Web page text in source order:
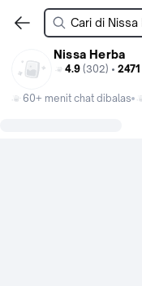
Nissa Herba
4.9 (302) • 2471
60+ menit chat dibalas